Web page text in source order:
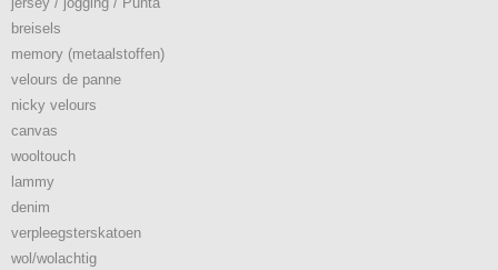
breisels
memory (metaalstoffen)
velours de panne
nicky velours
canvas
wooltouch
lammy
denim
verpleegsterskatoen
wol/wolachtig